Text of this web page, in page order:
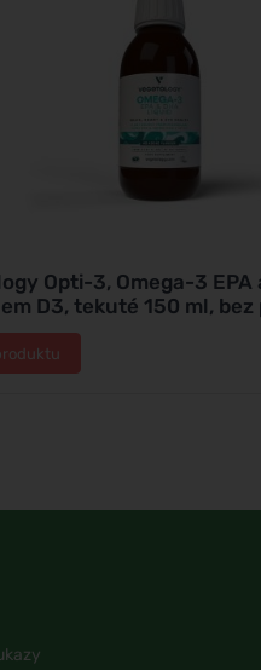
Opti-3, Omega-3 EPA
D3, tekuté 150 ml,